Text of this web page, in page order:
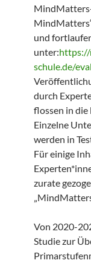
und
unter:
schule.de/
durch
flossen in die
Einzelne
werden in
Für einige
zurate
Von 2020-
Studie zur